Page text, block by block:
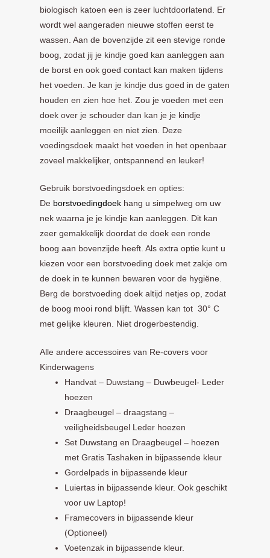
biologisch katoen een is zeer luchtdoorlatend. Er
wordt wel aangeraden nieuwe stoffen eerst te
wassen. Aan de bovenzijde zit een stevige ronde
boog, zodat jij je kindje goed kan aanleggen aan
de borst en ook goed contact kan maken tijdens
het voeden. Je kan je kindje dus goed in de gaten
houden en zien hoe het. Zou je voeden met een
doek over je schouder dan kan je je kindje
moeilijk aanleggen en niet zien. Deze
voedingsdoek maakt het voeden in het openbaar
zoveel makkelijker, ontspannend en leuker!
Gebruik borstvoedingsdoek en opties:
De borstvoedingdoek hang u simpelweg om uw
nek waarna je je kindje kan aanleggen. Dit kan
zeer gemakkelijk doordat de doek een ronde
boog aan bovenzijde heeft. Als extra optie kunt u
kiezen voor een borstvoeding doek met zakje om
de doek in te kunnen bewaren voor de hygiëne.
Berg de borstvoeding doek altijd netjes op, zodat
de boog mooi rond blijft. Wassen kan tot 30° C
met gelijke kleuren. Niet drogerbestendig.
Alle andere accessoires van Re-covers voor
Kinderwagens
Handvat – Duwstang – Duwbeugel- Leder
hoezen
Draagbeugel – draagstang –
veiligheidsbeugel Leder hoezen
Set Duwstang en Draagbeugel – hoezen
met Gratis Tashaken in bijpassende kleur
Gordelpads in bijpassende kleur
Luiertas in bijpassende kleur. Ook geschikt
voor uw Laptop!
Framecovers in bijpassende kleur
(Optioneel)
Voetenzak in bijpassende kleur.